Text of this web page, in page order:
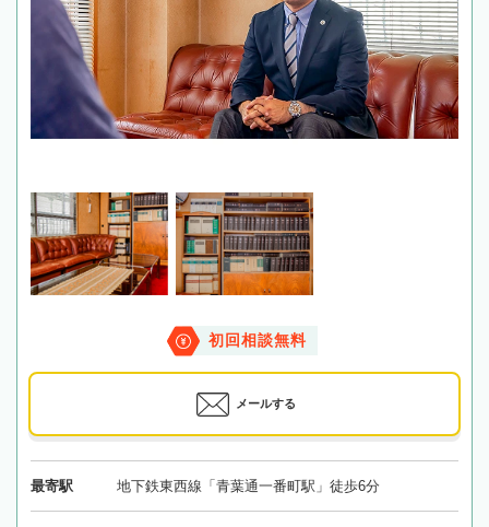
初回相談無料
メールする
最寄駅 地下鉄東西線「青葉通一番町駅」徒歩6分